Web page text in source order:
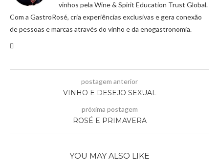
vinhos pela Wine & Spirit Education Trust Global.
Com a GastroRosé, cria experiências exclusivas e gera conexão
de pessoas e marcas através do vinho e da enogastronomia.
postagem anterior
VINHO E DESEJO SEXUAL
próxima postagem
ROSÉ E PRIMAVERA
YOU MAY ALSO LIKE